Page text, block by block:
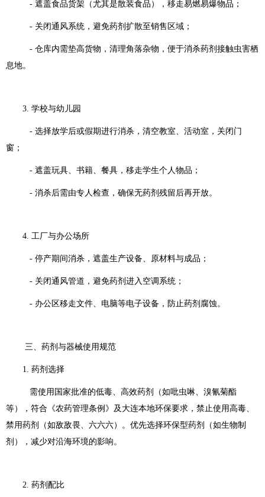
- 遮盖食品货架（尤其是散装食品），移走易燃易爆物品；
- 关闭通风系统，避免药剂扩散至销售区域；
- 仓库内需垫高货物，清理角落杂物，便于消杀药剂接触虫害栖
息地。
3. 学校与幼儿园
- 选择放学后或假期进行消杀，清空教室、活动室，关闭门
窗；
- 遮盖玩具、书籍、餐具，移走学生个人物品；
- 消杀后需由专人检查，确保无药剂残留后再开放。
4. 工厂与办公场所
- 停产期间消杀，遮盖生产设备、原材料与成品；
- 关闭通风管道，避免药剂进入空调系统；
- 办公区移走文件、电脑等电子设备，防止药剂腐蚀。
三、药剂与器械使用规范
1. 药剂选择
需使用国家批准的低毒、高效药剂（如吡虫啉、溴氰菊酯
等），符合《农药管理条例》及大连本地环保要求，禁止使用高毒、
禁用药剂（如敌敌畏、六六六）。优先选择环保型药剂（如生物制
剂），减少对沿海环境的影响。
2. 药剂配比